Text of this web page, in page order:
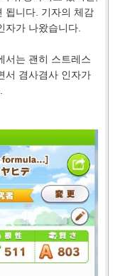
됩니다. 기자의 체감
자가 나왔습니다.
서는 괜히 스트레스
서 겸사겸사 인자가